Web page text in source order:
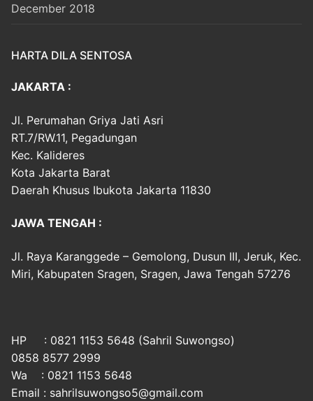
December 2018
HARTA DILA SENTOSA
JAKARTA :
Jl. Perumahan Griya Jati Asri
RT.7/RW.11, Pegadungan
Kec. Kalideres
Kota Jakarta Barat
Daerah Khusus Ibukota Jakarta 11830
JAWA TENGAH :
Jl. Raya Karanggede – Gemolong, Dusun III, Jeruk, Kec.
Miri, Kabupaten Sragen, Sragen, Jawa Tengah 57276
HP : 0821 1153 5648 (Sahril Suwongso)
0858 8577 2999
Wa : 0821 1153 5648
Email : sahrilsuwongso5@gmail.com